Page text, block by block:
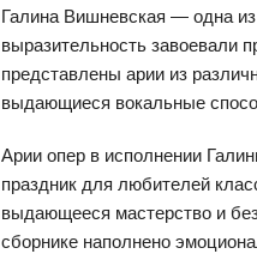
Галина Вишневская — одна
выразительность завоевали
представлены арии из
выдающиеся вокальные
Арии опер в исполнении
праздник для любителей
выдающееся мастерство и
сборнике наполнено